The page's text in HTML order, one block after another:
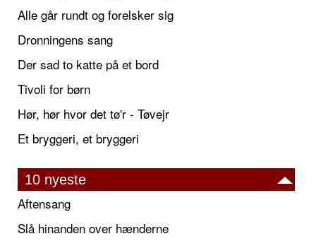
Alle går rundt og forelsker sig
Dronningens sang
Der sad to katte på et bord
Tivoli for børn
Hør, hør hvor det tø'r - Tøvejr
Et bryggeri, et bryggeri
10 nyeste
Aftensang
Slå hinanden over hænderne